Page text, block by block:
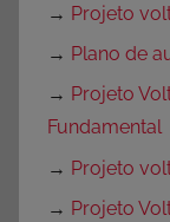
→ Projeto
→ Plano de
→ Projeto
Fundamental
→ Projeto
→ Projeto